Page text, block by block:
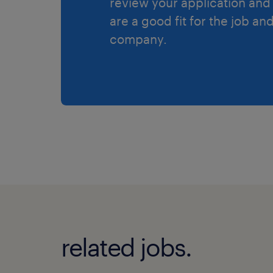
are a good fit for the job
company.
related jobs.